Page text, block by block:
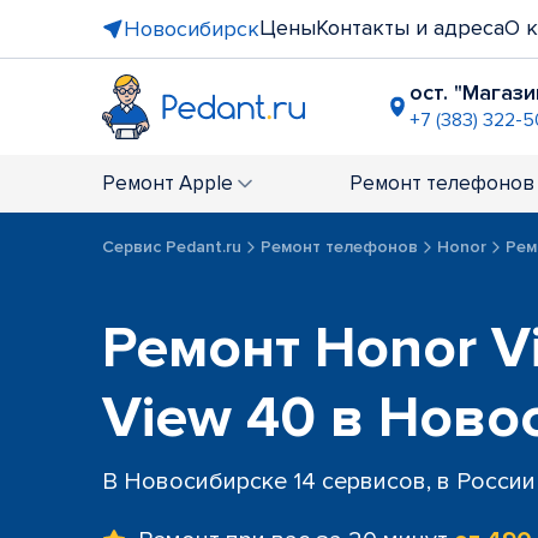
НовосибирскЦеныКонтакты и адресаО
ост.
+7 (383) 322-
+7 (383)
пл.
+7 (383)
ТРЦ
+7 (383)
Ремонт Apple Ремонт телефонов
Сервис Pedant.ru Ремонт телефонов Honor
Ремонт Honor
View 40 в
В Новосибирске 14 сервисов, в